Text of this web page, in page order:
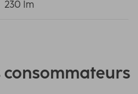
230 lm